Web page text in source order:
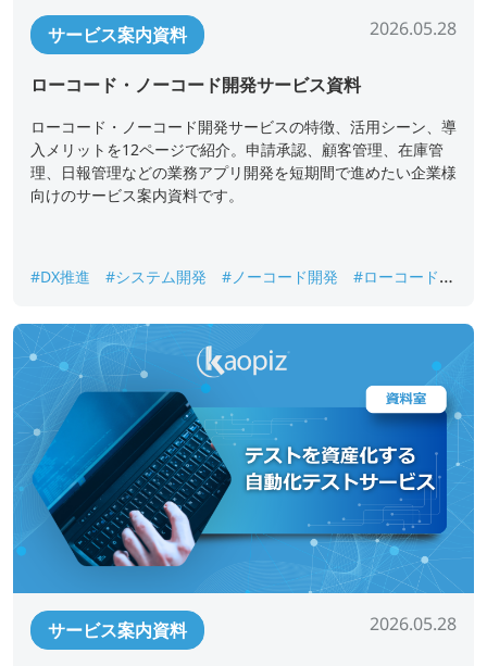
サービス案内資料 2026.05.28
ローコード・ノーコード開発サービス資料
ローコード・ノーコード開発サービスの特徴、活用シーン、導
入メリットを12ページで紹介。申請承認、顧客管理、在庫管
理、日報管理などの業務アプリ開発を短期間で進めたい企業様
向けのサービス案内資料です。
#DX推進 #システム開発 #ノーコード開発
#ローコード開
サービス案内資料 2026.05.28